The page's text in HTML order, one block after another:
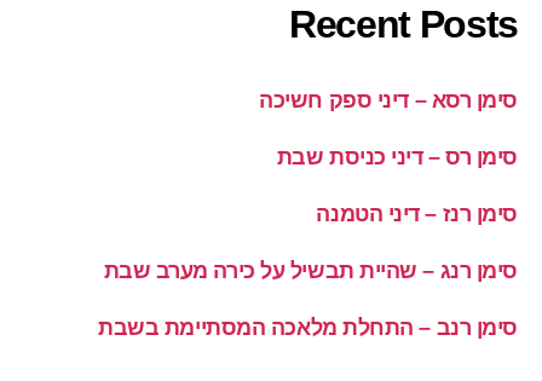
Recent Posts
סימן רסא – דיני ספק חשיכה
סימן רס – דיני כניסת שבת
סימן רנז – דיני הטמנה
סימן רנג – שהיית תבשיל על כירה מערב שבת
סימן רנב – התחלת מלאכה המסתיימת בשבת